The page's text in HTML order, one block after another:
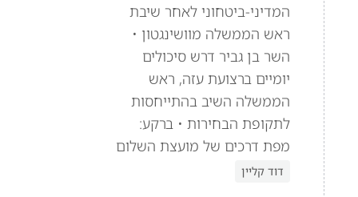
המדיני-ביטחוני לאחר שיבת
ראש הממשלה מוושינגטון •
השר בן גביר דרש סיכולים
יומיים ברצועת עזה, ראש
הממשלה השיב בהתייחסות
לתקופת הבחירות • ברקע:
מפת דרכים של מועצת השלום
דוד קליין